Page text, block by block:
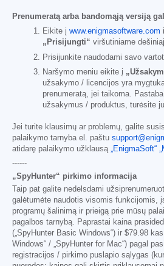
Prenumeratą arba bandomąją versiją
Eikite į www.enigmasoftware.com
„Prisijungti“ viršutiniame
Prisijunkite naudodami savo
Naršymo meniu eikite į
užsakymo / licencijos yra
prenumeratą, jei taikoma.
užsakymus / produktus, turėsite
Jei turite klausimų ar problemų, galite
palaikymo tarnyba el. paštu
atidarę palaikymo užklausą „EnigmaSoft“
------
„SpyHunter“ pirkimo informacija
Taip pat galite nedelsdami
galėtumėte naudotis visomis funkcijomis,
programų šalinimą ir prieigą prie mūsų
pagalbos tarnybą. Paprastai kaina
(„SpyHunter Basic Windows“) ir $79.98
Windows“ / „SpyHunter for Mac“) pagal
registracijos / pirkimo puslapio sąlygas